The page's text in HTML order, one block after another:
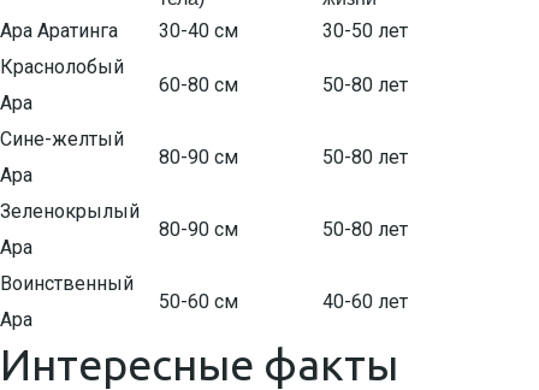
Ара Аратинга 30-40 см
30-50 лет
Краснолобый
Ара
60-80 см 50-80 лет
Сине-желтый
Ара
80-90 см 50-80 лет
Зеленокрылый
Ара
80-90 см 50-80 лет
Воинственный
Ара
50-60 см 40-60 лет
Интересные факты